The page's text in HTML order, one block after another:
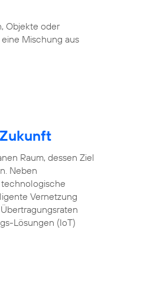
Objekte oder
Mischung aus
Raum, dessen Ziel
Neben
Vernetzung
Lösungen (IoT)